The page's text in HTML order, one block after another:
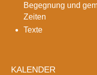
Begegnung und
Zeiten
Texte
KALENDER